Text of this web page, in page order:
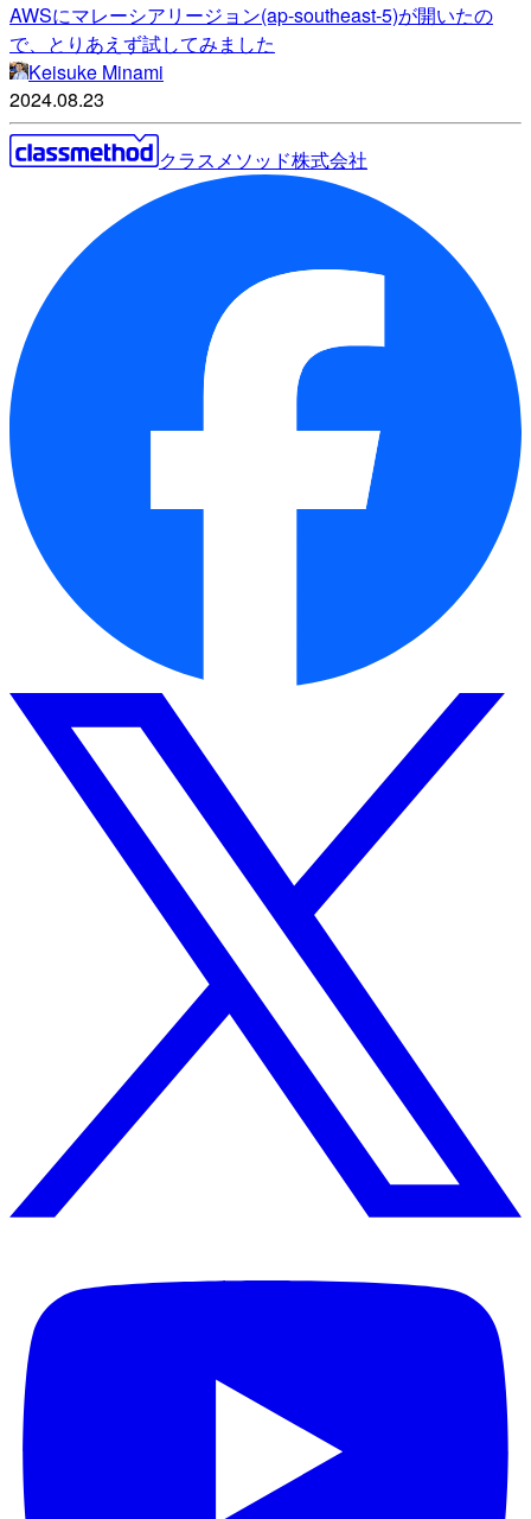
AWSにマレーシアリージョン(ap-southeast-5)が開いたの
で、とりあえず試してみました
Keisuke Minami
2024.08.23
クラスメソッド株式会社